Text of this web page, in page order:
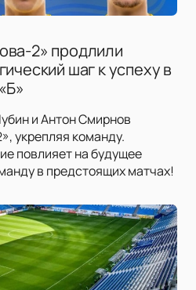
2» продлили
шаг к успеху в
и Антон Смирнов
укрепляя команду.
повлияет на будущее
в предстоящих матчах!